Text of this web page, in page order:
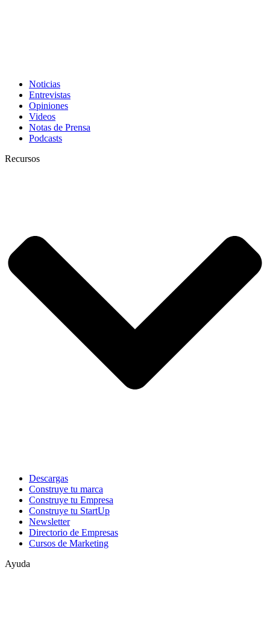
Noticias
Entrevistas
Opiniones
Videos
Notas de Prensa
Podcasts
Recursos
Descargas
Construye tu marca
Construye tu Empresa
Construye tu StartUp
Newsletter
Directorio de Empresas
Cursos de Marketing
Ayuda